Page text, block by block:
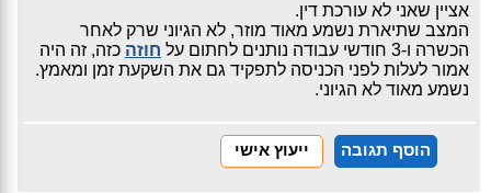
אציין שאני לא עורכת דין.
המצב שתיארת נשמע מאוד מוזר, לא הגיוני שרק לאחר
הכשרה ו-3 חודשי עבודה נותנים לחתום על
חוזה כזה, זה היה
אמור לעלות לפני הכניסה לתפקיד גם את השקעת זמן ומאמץ.
נשמע מאוד לא הגיוני.
הוסף תגובה ייעוץ אישי